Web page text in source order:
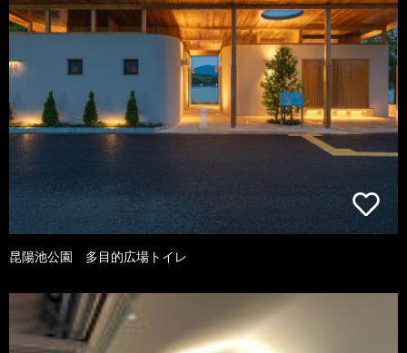
昆陽池公園 多目的広場トイレ